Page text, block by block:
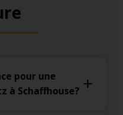
pour une
à Schaffhouse?